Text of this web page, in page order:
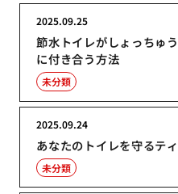
節水トイレがしょっちゅ
に付き合う方法
2025.09.25
未分類
あなたのトイレを守るテ
2025.09.24
未分類